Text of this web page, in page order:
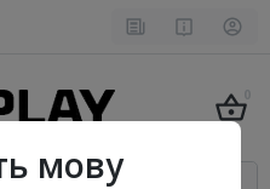
мову
0